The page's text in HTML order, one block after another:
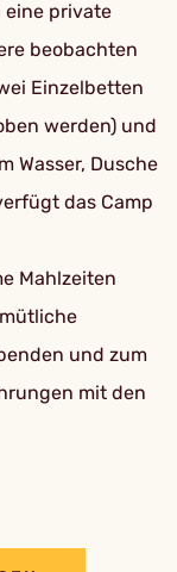
eine private
beobachten
Einzelbetten
werden) und
Wasser, Dusche
das Camp
Mahlzeiten
und zum
mit den